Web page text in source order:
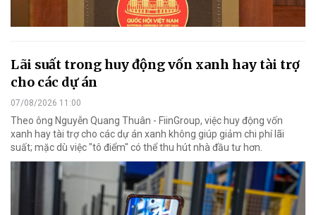
Lãi suất trong huy động vốn xanh hay tài trợ
cho các dự án
07/08/2026 11:00
Theo ông Nguyễn Quang Thuân - FiinGroup, việc huy động vốn
xanh hay tài trợ cho các dự án xanh không giúp giảm chi phí lãi
suất; mặc dù việc "tô điểm" có thể thu hút nhà đầu tư hơn.